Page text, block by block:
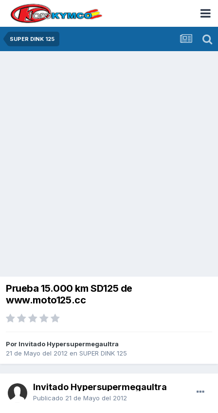
SUPER DINK 125
Prueba 15.000 km SD125 de
www.moto125.cc
Por Invitado Hypersupermegaultra
21 de Mayo del 2012 en SUPER DINK 125
Invitado Hypersupermegaultra
Publicado 21 de Mayo del 2012